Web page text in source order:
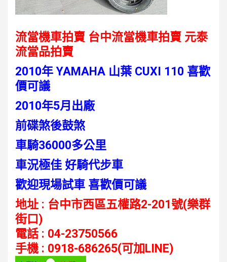
流當機車拍賣 台中流當機車拍賣 元泰
流當品拍賣
2010年 YAMAHA 山葉 CUXI 110 喜歡
價可議
2010年5月出廠
前碟煞後鼓煞
車騎36000多公里
車況極佳 好騎代步車
歡迎現場試車 喜歡價可議
地址 : 台中市西區五權路2-201號(樂群
街口)
電話 : 04-23750566
手機 : 0918-686265(可加LINE)